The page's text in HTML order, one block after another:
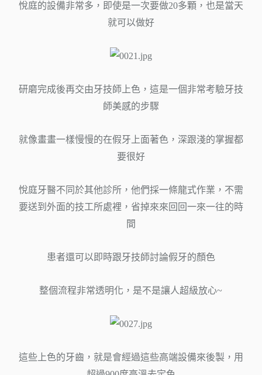
悅庭的設備非常多，即使是一次要做20多顆，也是當天
就可以做好
研磨完成後再交由牙技師上色，這是一個非常考驗牙技
師美感的步驟
就像畫畫一樣慢慢的在假牙上面著色，深跟淺的掌握都
要很好
悅庭牙醫不同於其他診所，他們採一條龍式作業，不需
要送到外面的技工所處裡，省掉來來回回一來一往的時
間
患者還可以即時跟牙技師討論假牙的顏色
整個流程非常透明化，是不是讓人超級放心~
這些上色的牙齒，就是會經過這些高端設備來後製，用